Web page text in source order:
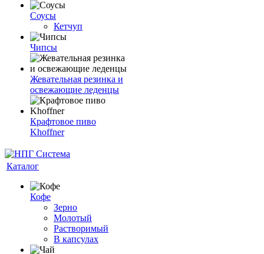
Соусы
Кетчуп
Чипсы
Жевательная резинка и
освежающие леденцы
Крафтовое пиво
Khoffner
Каталог
Кофе
Зерно
Молотый
Растворимый
В капсулах